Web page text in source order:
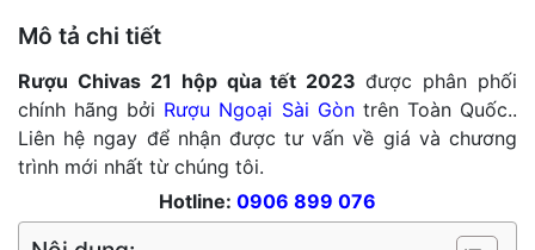
Mô tả chi tiết
Rượu Chivas 21 hộp qùa tết 2023được phân phối
chính hãng bởi Rượu Ngoại Sài Gòntrên Toàn Quốc..
Liên hệ ngay để nhận được tư vấn về giá và chương
trình mới nhất từ chúng tôi.
Hotline: 0906 899 076